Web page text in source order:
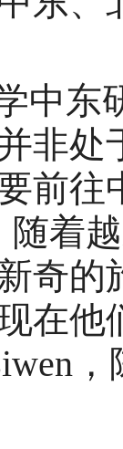
中东
非
前往
随着
奇
在